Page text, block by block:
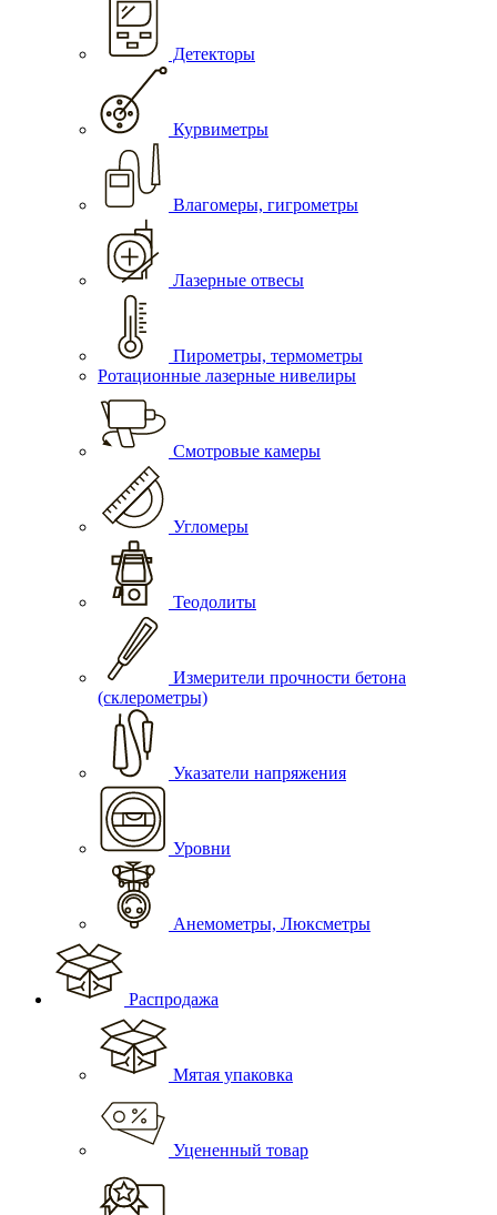
Детекторы
Курвиметры
Влагомеры, гигрометры
Лазерные отвесы
Пирометры, термометры
Ротационные лазерные нивелиры
Смотровые камеры
Угломеры
Теодолиты
Измерители прочности бетона
(склерометры)
Указатели напряжения
Уровни
Анемометры, Люксметры
Распродажа
Мятая упаковка
Уцененный товар